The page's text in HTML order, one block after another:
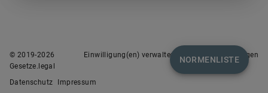
NORMENLISTE
© 2019-2026
Gesetze.legal
Einwilligung(en) verwalten Nutzungsbedingungen
Datenschutz Impressum